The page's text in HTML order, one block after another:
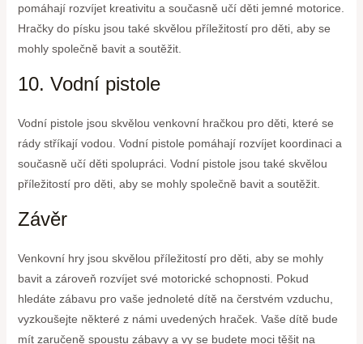
pomáhají rozvíjet kreativitu a současně učí děti jemné motorice.
Hračky do písku jsou také skvělou příležitostí pro děti, aby se
mohly společně bavit a soutěžit.
10. Vodní pistole
Vodní pistole jsou skvělou venkovní hračkou pro děti, které se
rády stříkají vodou. Vodní pistole pomáhají rozvíjet koordinaci a
současně učí děti spolupráci. Vodní pistole jsou také skvělou
příležitostí pro děti, aby se mohly společně bavit a soutěžit.
Závěr
Venkovní hry jsou skvělou příležitostí pro děti, aby se mohly
bavit a zároveň rozvíjet své motorické schopnosti. Pokud
hledáte zábavu pro vaše jednoleté dítě na čerstvém vzduchu,
vyzkoušejte některé z námi uvedených hraček. Vaše dítě bude
mít zaručeně spoustu zábavy a vy se budete moci těšit na